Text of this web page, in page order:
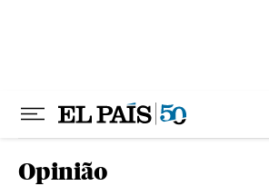
Opinião